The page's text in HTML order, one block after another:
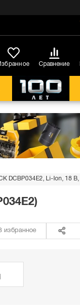
Сравнение
избранное